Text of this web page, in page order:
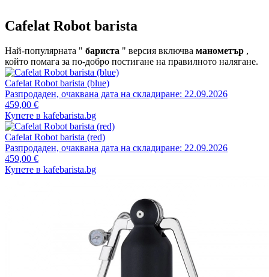
Cafelat Robot barista
Най-популярната " бариста " версия включва манометър ,
който помага за по-добро постигане на правилното налягане.
Cafelat Robot barista (blue)
Разпродаден, очаквана дата на складиране: 22.09.2026
459,00 €
Купете в kafebarista.bg
Cafelat Robot barista (red)
Разпродаден, очаквана дата на складиране: 22.09.2026
459,00 €
Купете в kafebarista.bg